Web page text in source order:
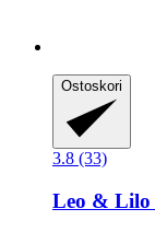
Ostoskori
3.8 (33)
Leo & Lilo